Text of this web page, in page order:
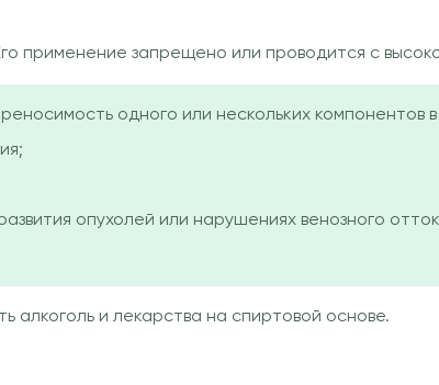
применение запрещено или проводится с
одного или нескольких компонентов
опухолей или нарушениях венозного
алкоголь и лекарства на спиртовой основе.